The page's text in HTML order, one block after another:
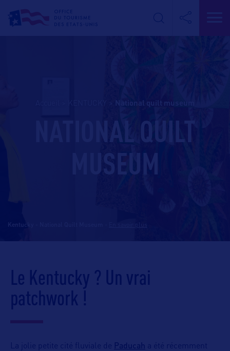
national quilt museum
NATIONAL QUILT
MUSEUM
Kentucky - National Quilt Museum
Le Kentucky ? Un vrai
patchwork !
La jolie petite cité fluviale de Paducah a été récemment